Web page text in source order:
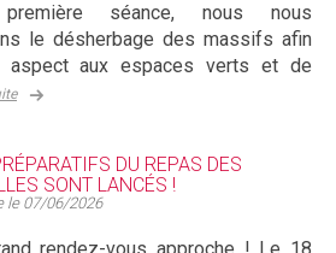
séance, nous nous
le désherbage des massifs afin
aspect aux espaces verts et de
DU REPAS DES
SONT LANCÉS !
le 07/06/2026